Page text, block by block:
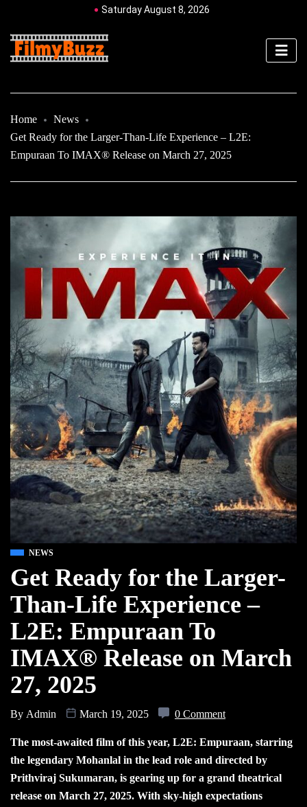
Saturday August 8, 2026
Home
News
Get Ready for the Larger-Than-Life Experience – L2E:
Empuraan To IMAX® Release on March 27, 2025
NEWS
Get Ready for the Larger-
Than-Life Experience –
L2E: Empuraan To
IMAX® Release on March
27, 2025
By Admin March 19, 2025 0 Comment
The most-awaited film of this year, L2E: Empuraan, starring
the legendary Mohanlal in the lead role and directed by
Prithviraj Sukumaran, is gearing up for a grand theatrical
release on March 27, 2025. With sky-high expectations